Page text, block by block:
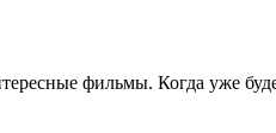
фильмы. Когда уже